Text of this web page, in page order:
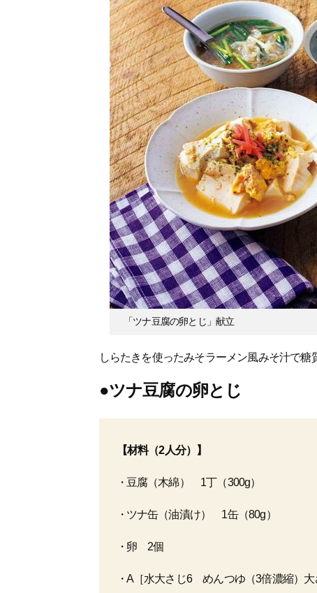
「ツナ豆腐の卵とじ」献立
しらたきを使ったみそラーメン風みそ汁で糖
●ツナ豆腐の卵とじ
【材料（2人分）】
豆腐（木綿） 1丁（300g）
ツナ缶（油漬け） 1缶（80g）
卵 2個
A［水大さじ6 めんつゆ（3倍濃縮）大